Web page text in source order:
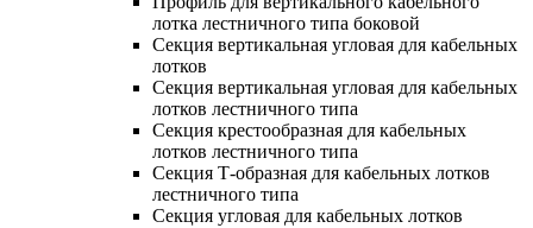
лотка лестничного типа боковой
Секция вертикальная угловая для кабельных
лотков
Секция вертикальная угловая для кабельных
лотков лестничного типа
Секция крестообразная для кабельных
лотков лестничного типа
Секция Т-образная для кабельных лотков
лестничного типа
Секция угловая для кабельных лотков